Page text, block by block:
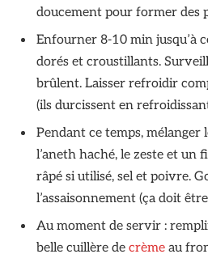
doucement pour former des
Enfourner 8-10 min jusqu’à
dorés et croustillants.
brûlent. Laisser refroidir
(ils durcissent en
Pendant ce temps, mélanger
l’aneth haché, le zeste et un
râpé si utilisé, sel et poivre.
l’assaisonnement (ça doit
Au moment de servir :
belle cuillère de crème au